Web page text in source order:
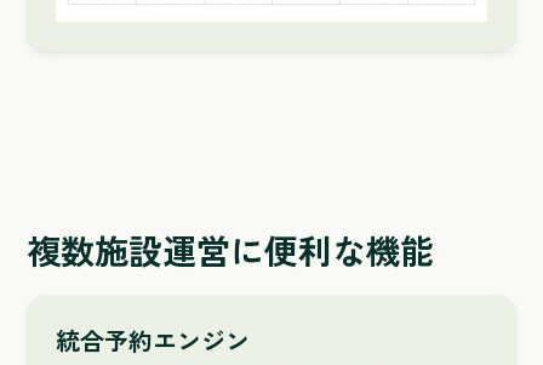
複数施設運営に便利な機能
統合予約エンジン